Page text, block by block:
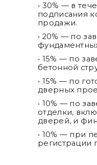
• 30% — в
подписания
продажи.
• 20% — по
• 15% — по
бетонной
• 15% — по
дверных
• 10% — по
отделки,
дверей, и
• 10% — при
регистрации